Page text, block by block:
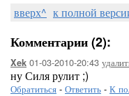
вверх^ к полной
Комментарии (2):
Xek 01-03-2010-20:43
ну Силя рулит ;)
Обратиться - Ответить - К